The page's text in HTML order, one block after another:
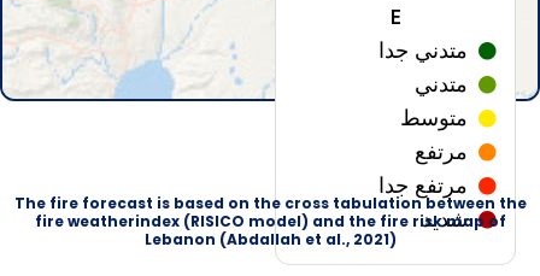
E
متدني جدا
متدني
متوسط
مرتفع
مرتفع جدا
شدید
The fire forecast is based on the cross tabulation between the
fire weatherindex (RISICO model) and the fire risk map of
Lebanon (Abdallah et al., 2021)